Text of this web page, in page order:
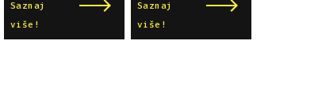
Saznaj
više!
Saznaj
više!